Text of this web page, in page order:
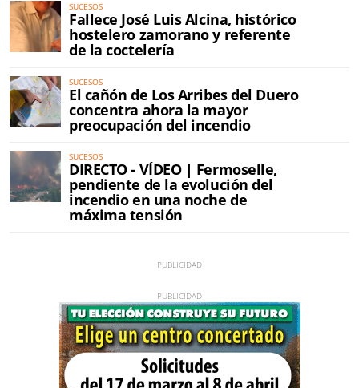
SUCESOS
Fallece José Luis Alcina, histórico
hostelero zamorano y referente
de la coctelería
SUCESOS
El cañón de Los Arribes del Duero
concentra ahora la mayor
preocupación del incendio
SUCESOS
DIRECTO - VÍDEO | Fermoselle,
pendiente de la evolución del
incendio en una noche de
máxima tensión